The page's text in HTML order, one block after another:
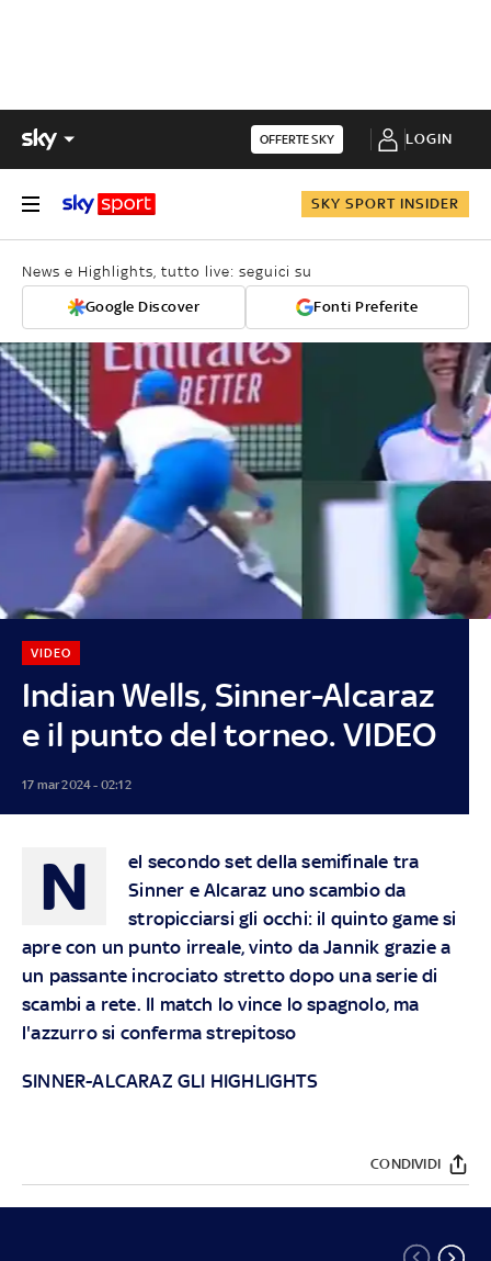
OFFERTE SKY LOGIN
SKY SPORT INSIDER
News e Highlights, tutto live: seguici su
Google Discover Fonti Preferite
Indian Wells, Sinner-Alcaraz
e il punto del torneo. VIDEO
VIDEO
17 mar 2024 - 02:12
N
el secondo set della semifinale tra
Sinner e Alcaraz uno scambio da
stropicciarsi gli occhi: il quinto game si
apre con un punto irreale, vinto da Jannik grazie a
un passante incrociato stretto dopo una serie di
scambi a rete. Il match lo vince lo spagnolo, ma
l'azzurro si conferma strepitoso
SINNER-ALCARAZ GLI HIGHLIGHTS
CONDIVIDI